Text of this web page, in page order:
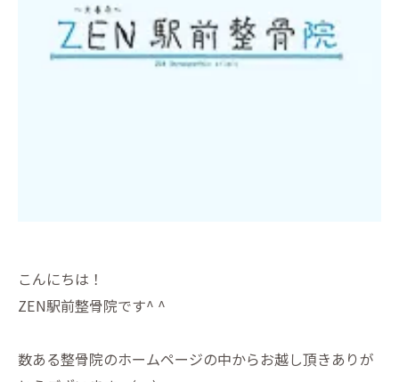
こんにちは！
ZEN駅前整骨院です^ ^
数ある整骨院のホームページの中からお越し頂きありが